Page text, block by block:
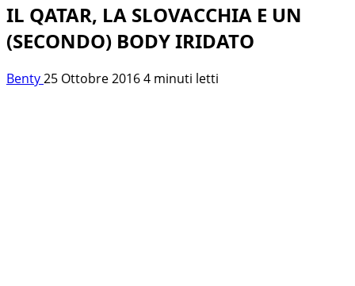
IL QATAR, LA SLOVACCHIA E UN
(SECONDO) BODY IRIDATO
Benty25 Ottobre 20164 minuti letti